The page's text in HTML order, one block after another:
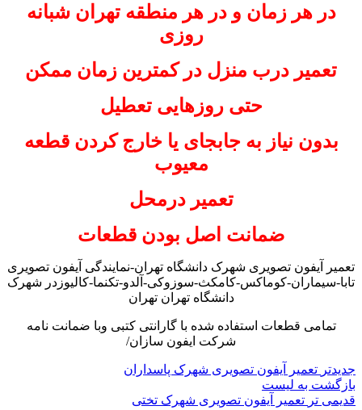
در هر زمان و در هر منطقه تهران شبانه
روزی
تعمیر درب منزل در کمترین زمان ممکن
حتی روزهایی تعطیل
بدون نیاز به جابجای یا خارج کردن قطعه
معیوب
تعمیر درمحل
ضمانت اصل بودن قطعات
تعمیر آیفون تصویری شهرک دانشگاه تهران-نمایندگی آیفون تصویری
تابا-سیماران-کوماکس-کامکث-سوزوکی-آلدو-تکنما-کالیوزدر شهرک
دانشگاه تهران تهران
تمامی قطعات استفاده شده با گارانتی کتبی وبا ضمانت نامه
شرکت ایفون سازان/
جدیدتر تعمیر آیفون تصویری شهرک پاسداران
بازگشت به لیست
قدیمی تر تعمیر آیفون تصویری شهرک تختی